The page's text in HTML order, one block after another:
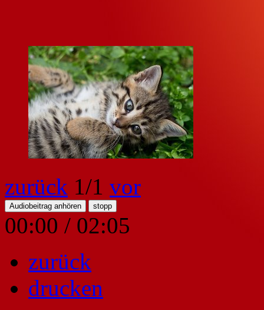
zurück 1/1 vor
Audiobeitrag anhören stopp
00:00 / 02:05
zurück
drucken